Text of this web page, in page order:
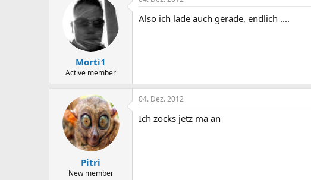
Morti1
Active member
Also ich lade auch gerade, endlich ....
Pitri
New member
04. Dez. 2012
Ich zocks jetz ma an